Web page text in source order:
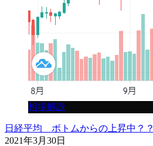
相場解説
日経平均 ボトムからの上昇中？？
2021年3月30日